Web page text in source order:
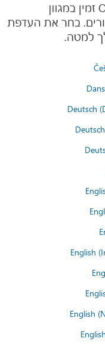
Office.com זמין במגוון
בחר את העדפת
למטה.
Deutsch
English
English